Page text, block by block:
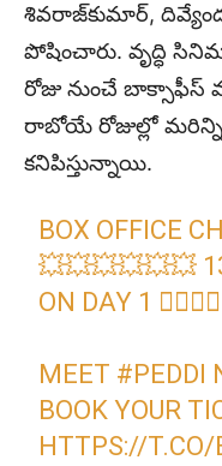
శివరాజ్‌కుమార్,
పోషించారు. వృద్ధి
రోజు నుంచే బాక్సాఫీస్
రాబోయే రోజుల్లో మరిన్ని
కనిపిస్తున్నాయి.
BOX OFFICE
💥💥💥💥💥💥
ON DAY 1 ❤️‍🔥❤️‍🔥
MEET #PEDDI
BOOK YOUR
HTTPS://